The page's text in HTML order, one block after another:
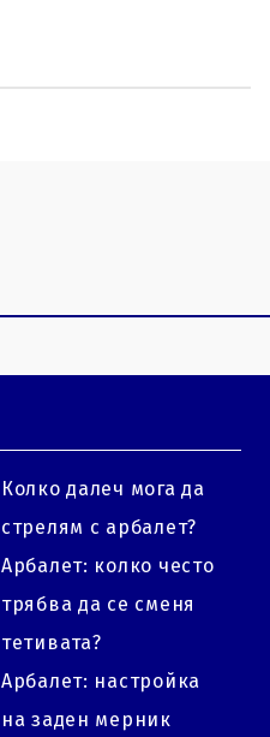
Колко далеч мога да
стрелям с арбалет?
Арбалет: колко често
трябва да се сменя
тетивата?
Арбалет: настройка
на заден мерник